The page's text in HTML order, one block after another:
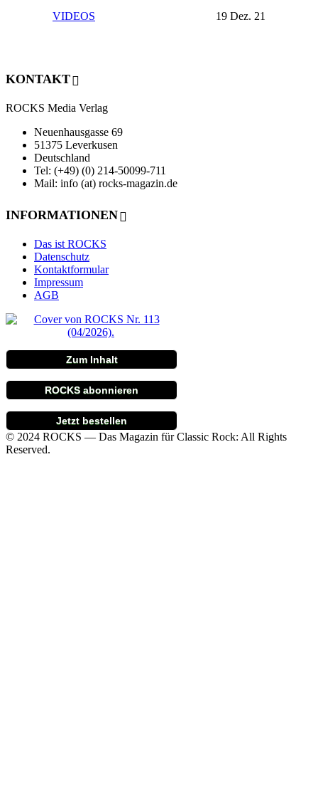
VIDEOS 19 Dez. 21
KONTAKT
ROCKS Media Verlag
Neuenhausgasse 69
51375 Leverkusen
Deutschland
Tel: (+49) (0) 214-50099-711
Mail: info (at) rocks-magazin.de
INFORMATIONEN
Das ist ROCKS
Datenschutz
Kontaktformular
Impressum
AGB
Zum Inhalt
ROCKS abonnieren
Jetzt bestellen
© 2024 ROCKS — Das Magazin für Classic Rock: All Rights
Reserved.